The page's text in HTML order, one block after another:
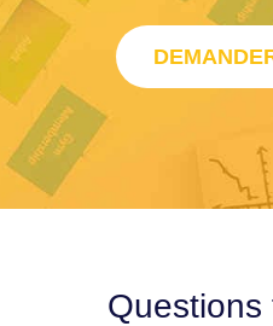
Questions